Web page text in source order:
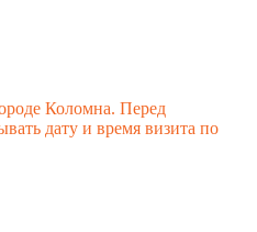
Коломна. Перед
дату и время визита по